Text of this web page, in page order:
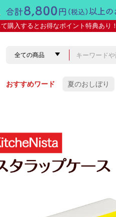
て購入するとお得なポイント特典あり！
おすすめワード 夏のおしぼり